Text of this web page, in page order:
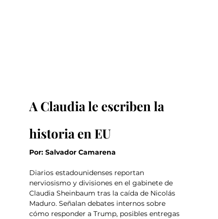
A Claudia le escriben la
historia en EU
Por: Salvador Camarena
Diarios estadounidenses reportan
nerviosismo y divisiones en el gabinete de
Claudia Sheinbaum tras la caída de Nicolás
Maduro. Señalan debates internos sobre
cómo responder a Trump, posibles entregas